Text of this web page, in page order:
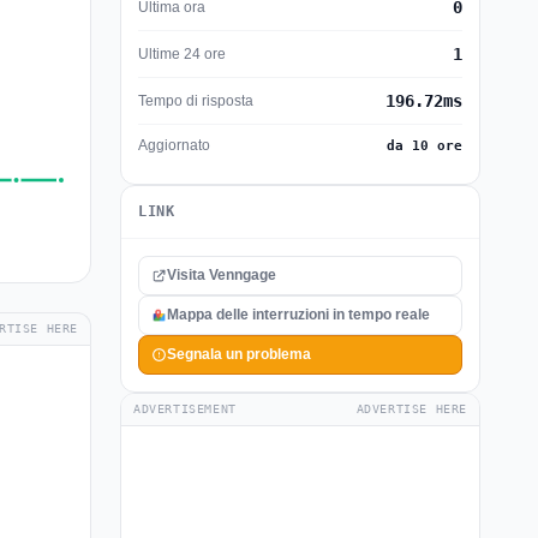
HERE
Ultima ora 0
Ultime 24 ore 1
Tempo di risposta 196.72ms
Aggiornato da 10 ore
LINK
Visita Venngage
Mappa delle interruzioni in tempo reale
Segnala un problema
ADVERTISEMENT ADVERTISE HERE